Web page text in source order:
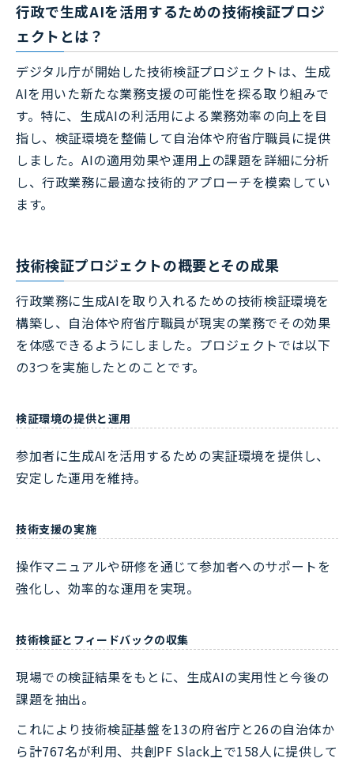
行政で生成AIを活用するための技術検証プロジ
ェクトとは？
デジタル庁が開始した技術検証プロジェクトは、生成
AIを用いた新たな業務支援の可能性を探る取り組みで
す。特に、生成AIの利活用による業務効率の向上を目
指し、検証環境を整備して自治体や府省庁職員に提供
しました。AIの適用効果や運用上の課題を詳細に分析
し、行政業務に最適な技術的アプローチを模索してい
ます。
技術検証プロジェクトの概要とその成果
行政業務に生成AIを取り入れるための技術検証環境を
構築し、自治体や府省庁職員が現実の業務でその効果
を体感できるようにしました。プロジェクトでは以下
の3つを実施したとのことです。
検証環境の提供と運用
参加者に生成AIを活用するための実証環境を提供し、
安定した運用を維持。
技術支援の実施
操作マニュアルや研修を通じて参加者へのサポートを
強化し、効率的な運用を実現。
技術検証とフィードバックの収集
現場での検証結果をもとに、生成AIの実用性と今後の
課題を抽出。
これにより技術検証基盤を13の府省庁と26の自治体か
ら計767名が利用、共創PF Slack上で158人に提供して